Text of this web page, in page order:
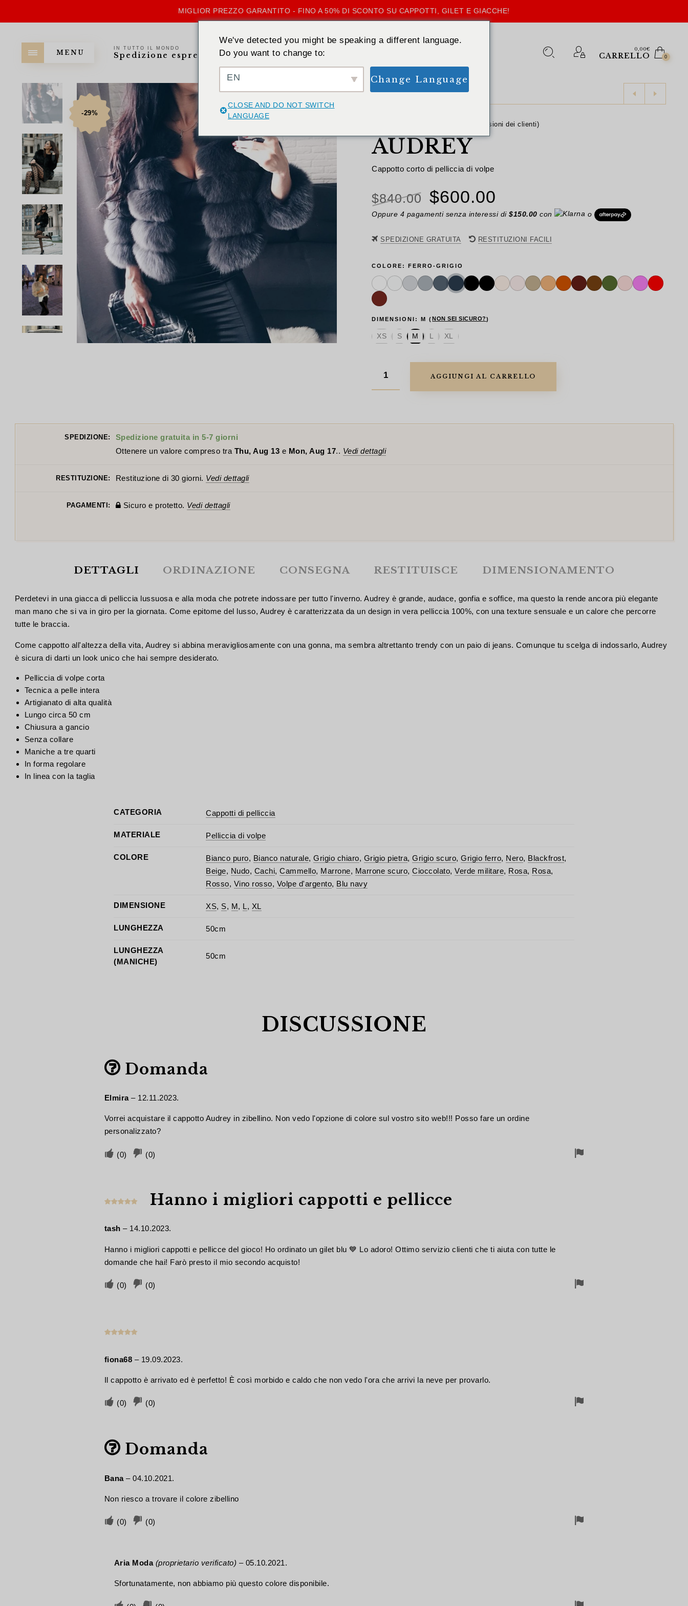
MIGLIOR PREZZO GARANTITO - FINO A 50% DI SCONTO SU CAPPOTTI, GILET E GIACCHE!
MENU
IN TUTTO IL MONDO
Spedizione espressa
0,00€
CARRELLO 0
-29%
INDIETRO
Valutato
5.00 su 5
2
recensioni
recensioni dei clienti)
AUDREY
Cappotto corto di pelliccia di volpe
$840.00
Il
prezzo
originale
era:
$840.00.
$600.00
prezzo
è:
Oppure 4 pagamenti senza interessi di$150.00 con o
SPEDIZIONE GRATUITA RESTITUZIONI FACILI
COLORE:FERRO-GRIGIO
DIMENSIONI:M (NON SEI SICURO?)
XS S M L XL
AGGIUNGI AL CARRELLO
SPEDIZIONE:
Spedizione gratuita in 5-7 giorni
Ottenere un valore compreso tra Thu, Aug 13 e Mon, Aug 17.. Vedi dettagli
RESTITUZIONE: Restituzione di 30 giorni. Vedi dettagli
PAGAMENTI: Sicuro e protetto. Vedi dettagli
DETTAGLI ORDINAZIONE CONSEGNA RESTITUISCE DIMENSIONAMENTO
Perdetevi in una giacca di pelliccia lussuosa e alla moda che potrete indossare per tutto l'inverno. Audrey è grande, audace, gonfia e soffice, ma questo la rende ancora più elegante
man mano che si va in giro per la giornata. Come epitome del lusso, Audrey è caratterizzata da un design in vera pelliccia 100%, con una texture sensuale e un calore che percorre
tutte le braccia.
Come cappotto all'altezza della vita, Audrey si abbina meravigliosamente con una gonna, ma sembra altrettanto trendy con un paio di jeans. Comunque tu scelga di indossarlo, Audrey
è sicura di darti un look unico che hai sempre desiderato.
Pelliccia di volpe corta
Tecnica a pelle intera
Artigianato di alta qualità
Lungo circa 50 cm
Chiusura a gancio
Senza collare
Maniche a tre quarti
In forma regolare
In linea con la taglia
CATEGORIA Cappotti di pelliccia
MATERIALE Pelliccia di volpe
COLORE Bianco puro, Bianco naturale, Grigio chiaro, Grigio pietra, Grigio scuro, Grigio ferro, Nero, Blackfrost,
Beige, Nudo, Cachi, Cammello, Marrone, Marrone scuro, Cioccolato, Verde militare, Rosa, Rosa,
Rosso, Vino rosso, Volpe d'argento, Blu navy
DIMENSIONE XS, S, M, L, XL
LUNGHEZZA 50cm
LUNGHEZZA
(MANICHE)
50cm
DISCUSSIONE
Domanda
Elmira– 12.11.2023.
Vorrei acquistare il cappotto Audrey in zibellino. Non vedo l'opzione di colore sul vostro sito web!!! Posso fare un ordine
personalizzato?
Voto
il
è
stato
utile
(0)
Voto
non
è
utile
(0)
Segnalazioni
Hanno i migliori cappotti e pellicce
tash– 14.10.2023.
Hanno i migliori cappotti e pellicce del gioco! Ho ordinato un gilet blu 💙 Lo adoro! Ottimo servizio clienti che ti aiuta con tutte le
domande che hai! Farò presto il mio secondo acquisto!
Voto
il
è
stato
(0)
Voto
non
è
(0)
Segnalazioni
fiona68 – 19.09.2023.
Il cappotto è arrivato ed è perfetto! È così morbido e caldo che non vedo l'ora che arrivi la neve per provarlo.
Voto
il
è
(0)
Voto
il
non
(0)
Segnalazioni
Domanda
Bana– 04.10.2021.
Non riesco a trovare il colore zibellino
Voto
il
contributo
(0)
Voto
il
contributo
(0)
Segnalazioni
Aria Moda (proprietario verificato) – 05.10.2021.
Sfortunatamente, non abbiamo più questo colore disponibile.
We've detected you might be speaking a different language.
Do you want to change to:
EN Change Language
CLOSE AND DO NOT SWITCH
LANGUAGE